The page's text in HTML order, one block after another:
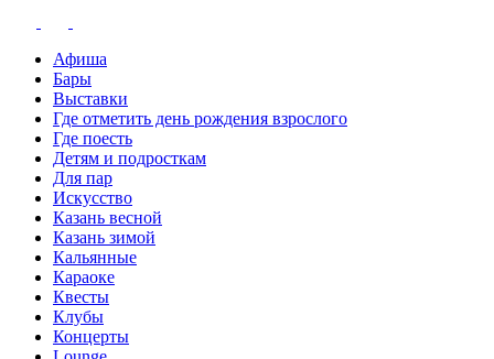
Афиша
Бары
Выставки
Где отметить день рождения взрослого
Где поесть
Детям и подросткам
Для пар
Искусство
Казань весной
Казань зимой
Кальянные
Караоке
Квесты
Клубы
Концерты